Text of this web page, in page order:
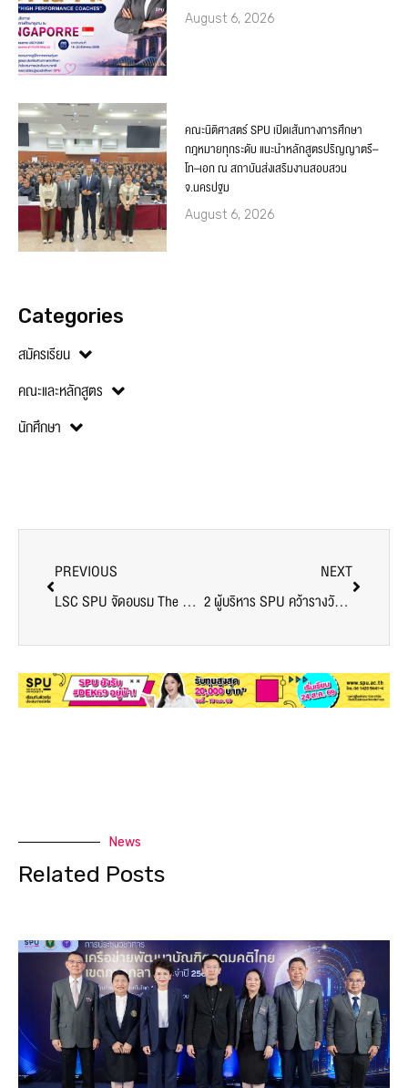
August 6, 2026
คณะนิติศาสตร์ SPU เปิดเส้นทางการศึกษา
กฎหมายทุกระดับ แนะนำหลักสูตรปริญญาตรี–
โท–เอก ณ สถาบันส่งเสริมงานสอบสวน
จ.นครปฐม
August 6, 2026
Categories
สมัครเรียน
คณะและหลักสูตร
นักศึกษา
PREVIOUS
LSC SPU จัดอบรม The Professional สปากระเป๋าแบรนด์เนมมือสอง สร้างรายได้สร้างอาชีพ เพื่อพัฒนาบัณฑิตพันธุ์ใหม่ กับ ครูไก่ CEO Bags and Spa Cleaning Club
NEXT
2 ผู้บริหาร SPU คว้ารางวัลนักบริหารการศึกษาดีเด่น 2567 สมาคมพัฒนาวิชาชีพการบริหารการศึกษาแห่งประเทศไทย
News
Related Posts